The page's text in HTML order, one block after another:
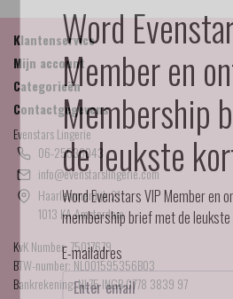
Klantenservice
Mijn account
Categorieën
Contactgegevens
Evenstars Lingerie
06-25536043
info@evenstarslingerie.com
Haarlemmerdijk 21
1013 KA Amsterdam
KvK Number: 75017679
BTW-number: NL001595356B03
Bankrekening: NL75 INGB 0778 3839 97
Word
Member en
Membership
de leukste
Word Evenstars VIP Member en
membership brief met de
E-mailadres